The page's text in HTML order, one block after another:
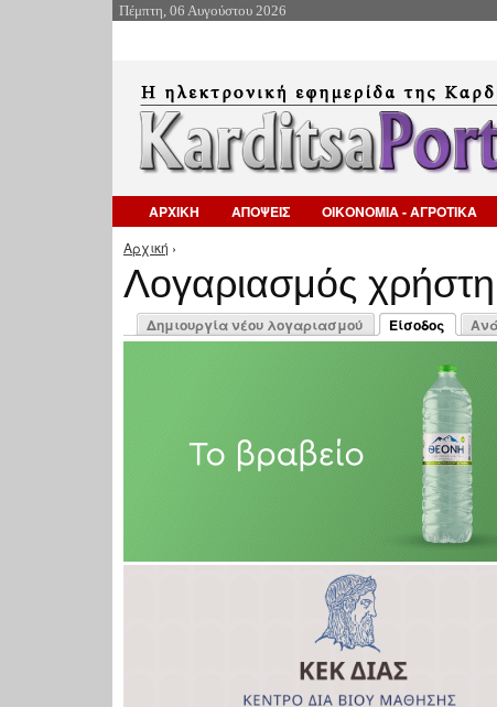
Πέμπτη, 06 Αυγούστου 2026
ΑΡΧΙΚΗ ΑΠΟΨΕΙΣ ΟΙΚΟΝΟΜΙΑ - ΑΓΡΟΤΙΚΑ
Είστε εδώ
Αρχική ›
Λογαριασμός χρήστη
Πρωτεύουσες καρτέλες
Δημιουργία νέου λογαριασμού
Είσοδος
(ενεργή